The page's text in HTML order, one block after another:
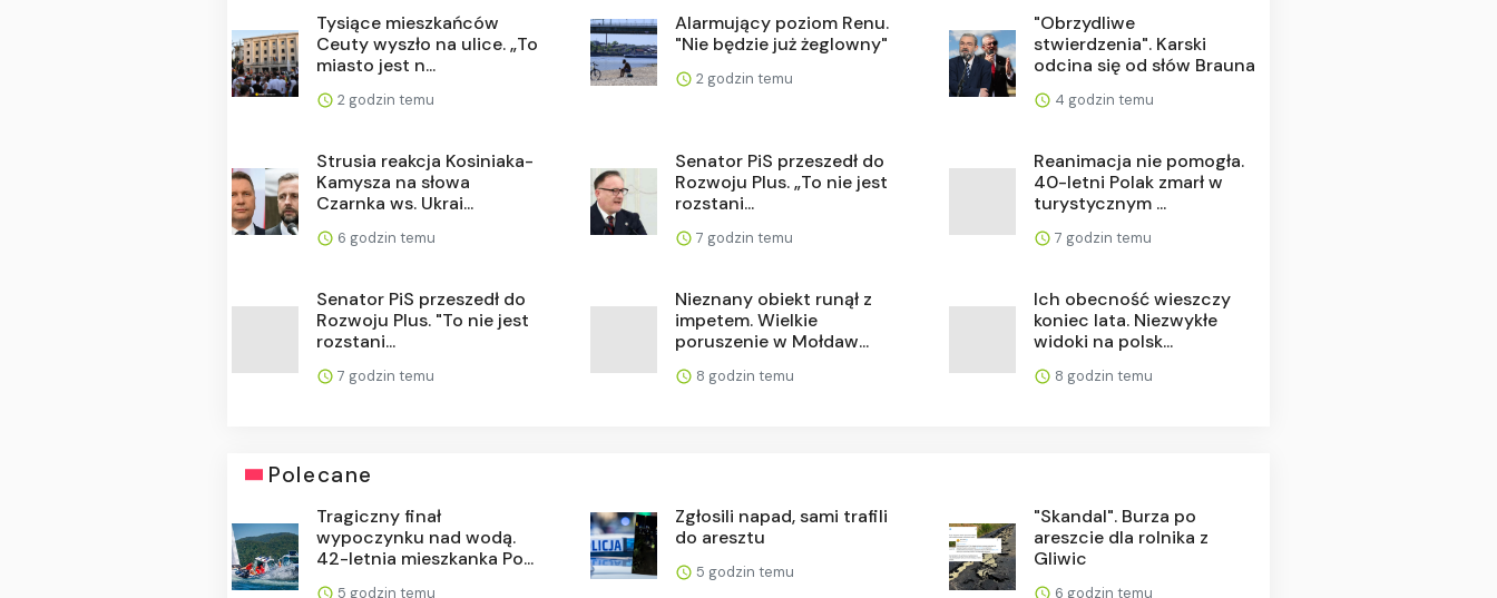
Tysiące mieszkańców
Ceuty wyszło na ulice. „To
miasto jest n...
2 godzin temu
Alarmujący poziom Renu.
"Nie będzie już żeglowny"
2 godzin temu
"Obrzydliwe
stwierdzenia". Karski
odcina się od słów Brauna
4 godzin temu
Strusia reakcja Kosiniaka-
Kamysza na słowa
Czarnka ws. Ukrai...
6 godzin temu
Senator PiS przeszedł do
Rozwoju Plus. „To nie jest
rozstani...
7 godzin temu
Reanimacja nie pomogła.
40-letni Polak zmarł w
turystycznym ...
7 godzin temu
Senator PiS przeszedł do
Rozwoju Plus. "To nie jest
rozstani...
7 godzin temu
Nieznany obiekt runął z
impetem. Wielkie
poruszenie w Mołdaw...
8 godzin temu
Ich obecność wieszczy
koniec lata. Niezwykłe
widoki na polsk...
8 godzin temu
Polecane
Tragiczny finał
wypoczynku nad wodą.
42-letnia mieszkanka Po...
5 godzin temu
Zgłosili napad, sami trafili
do aresztu
5 godzin temu
"Skandal". Burza po
areszcie dla rolnika z
Gliwic
6 godzin temu